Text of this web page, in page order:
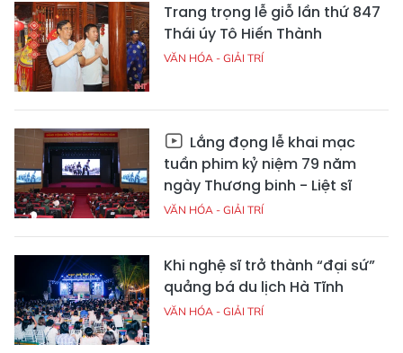
Trang trọng lễ giỗ lần thứ 847
Thái úy Tô Hiến Thành
VĂN HÓA - GIẢI TRÍ
Lắng đọng lễ khai mạc
tuần phim kỷ niệm 79 năm
ngày Thương binh - Liệt sĩ
VĂN HÓA - GIẢI TRÍ
Khi nghệ sĩ trở thành “đại sứ”
quảng bá du lịch Hà Tĩnh
VĂN HÓA - GIẢI TRÍ